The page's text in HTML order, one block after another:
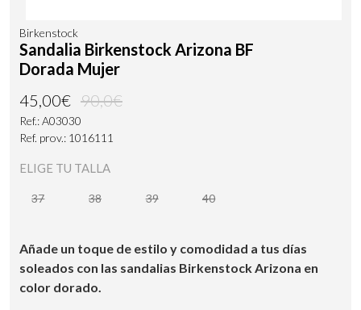
Birkenstock
Sandalia Birkenstock Arizona BF
Dorada Mujer
45,00€ 90,0€
Ref.: A03030
Ref. prov.: 1016111
ELIGE TU TALLA
37 38 39 40
Añade un toque de estilo y comodidad a tus días
soleados con las sandalias Birkenstock Arizona en
color dorado.